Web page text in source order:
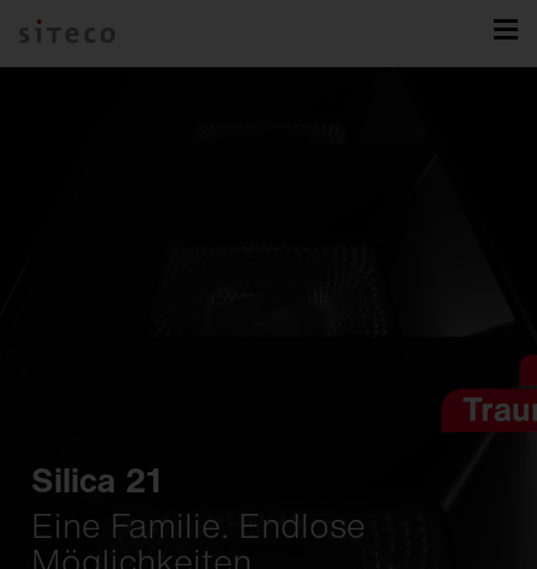
Silica 21
Eine Familie. Endlose